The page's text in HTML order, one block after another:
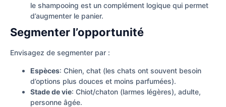
le shampooing est un complément logique qui permet
d’augmenter le panier.
Segmenter l’opportunité
Envisagez de segmenter par :
Espèces: Chien, chat (les chats ont souvent besoin
d’options plus douces et moins parfumées).
Stade de vie: Chiot/chaton (larmes légères), adulte,
personne âgée.